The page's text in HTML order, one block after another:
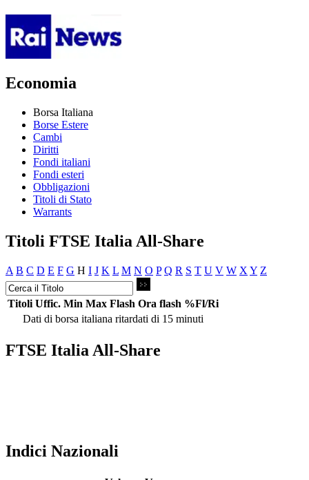
Economia
Borsa Italiana
Borse Estere
Cambi
Diritti
Fondi italiani
Fondi esteri
Obbligazioni
Titoli di Stato
Warrants
Titoli FTSE Italia All-Share
A B C D E F G H I J K L M N O P Q R S T U V W X Y Z
Titoli Uffic. Min Max Flash Ora flash %Fl/Ri
Dati di borsa italiana ritardati di 15 minuti
FTSE Italia All-Share
Indici Nazionali